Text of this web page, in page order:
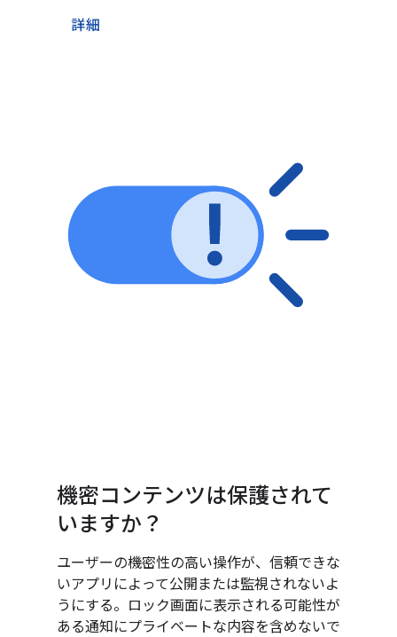
詳細
機密コンテンツは保護されて
いますか？
ユーザーの機密性の高い操作が、信頼できな
いアプリによって公開または監視されないよ
うにする。ロック画面に表示される可能性が
ある通知にプライベートな内容を含めないで